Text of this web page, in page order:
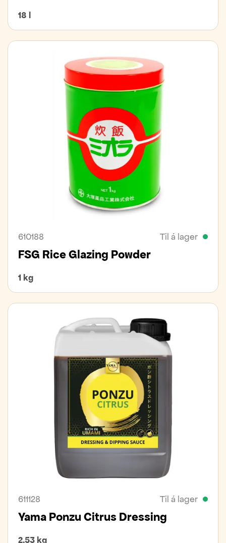
18 l
610188 Til á lager
FSG Rice Glazing Powder
1 kg
611128 Til á lager
Yama Ponzu Citrus Dressing
2,53 kg